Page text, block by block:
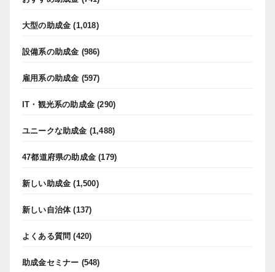
大型の助成金 (1,018)
設備系の助成金 (986)
雇用系の助成金 (597)
IT・観光系の助成金 (290)
ユニークな助成金 (1,488)
47都道府県の助成金 (179)
新しい助成金 (1,500)
新しい自治体(137)
よくある質問 (420)
助成金セミナー (548)